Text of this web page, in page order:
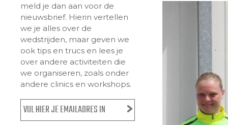
meld je dan aan voor de
nieuwsbrief. Hierin vertellen
we je alles over de
wedstrijden, maar geven we
ook tips en trucs en lees je
over andere activiteiten die
we organiseren, zoals onder
andere clinics en workshops.